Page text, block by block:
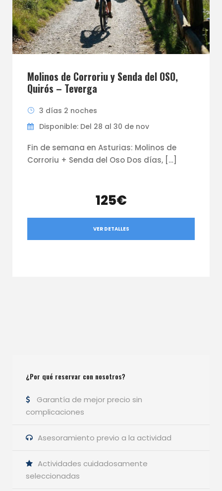
Molinos de Corroriu y Senda del OSO,
Quirós – Teverga
3 días 2 noches
Disponible: Del 28 al 30 de nov
Fin de semana en Asturias: Molinos de
Corroriu + Senda del Oso Dos días, […]
125€
VER DETALLES
¿Por qué reservar con nosotros?
Garantía de mejor precio sin
complicaciones
Asesoramiento previo a la actividad
Actividades cuidadosamente
seleccionadas